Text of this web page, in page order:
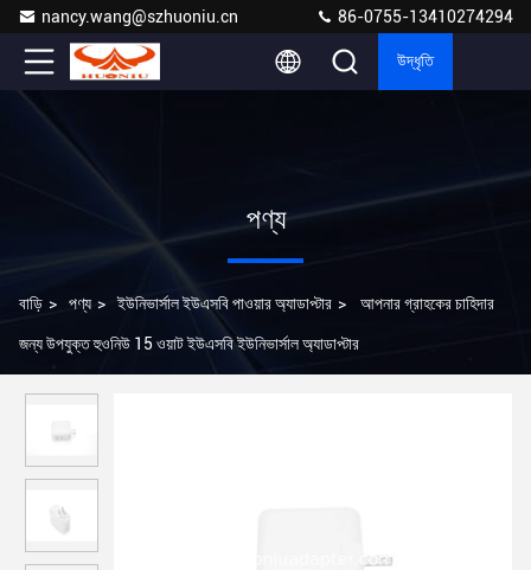
nancy.wang@szhuoniu.cn 86-0755-13410274294
উদ্ধৃতি
পণ্য
বাড়ি > পণ্য > ইউনিভার্সাল ইউএসবি পাওয়ার অ্যাডাপ্টার > আপনার গ্রাহকের চাহিদার
জন্য উপযুক্ত হুওনিউ 15 ওয়াট ইউএসবি ইউনিভার্সাল অ্যাডাপ্টার